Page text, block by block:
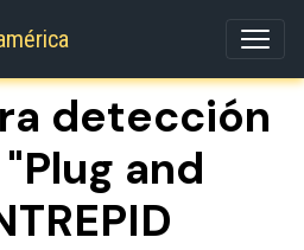
detección
and